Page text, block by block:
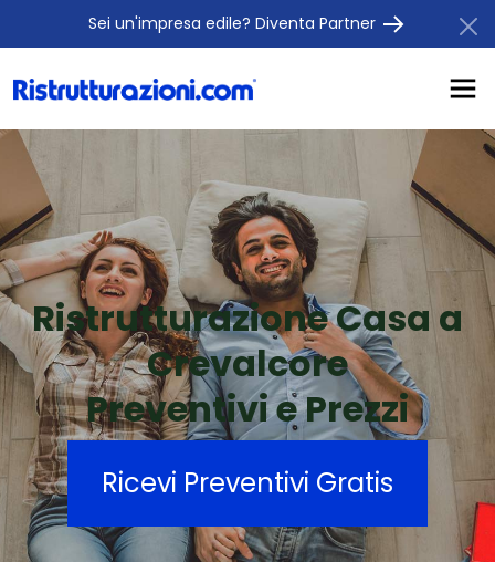
Sei un'impresa edile? Diventa Partner
Ristrutturazione Casa a
Crevalcore
Preventivi e Prezzi
Ricevi Preventivi Gratis